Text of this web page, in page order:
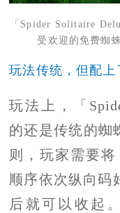
「Spider Solitaire
受欢迎的免费蜘
玩法传统，但配
玩法上，「
的还是传统的蜘
则，玩家需要
顺序依次纵向码
后就可以收起